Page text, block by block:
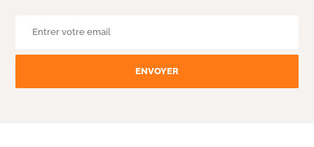
ENVOYER